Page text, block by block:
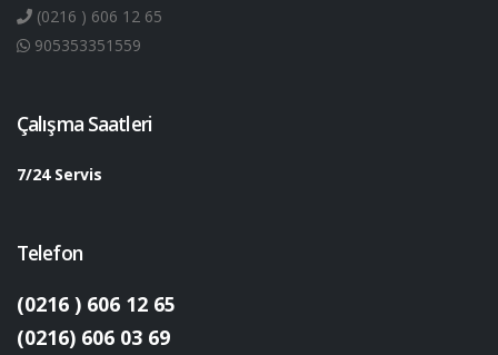
(0216 ) 606 12 65
905353351559
Çalışma Saatleri
7/24 Servis
Telefon
(0216 ) 606 12 65
(0216) 606 03 69